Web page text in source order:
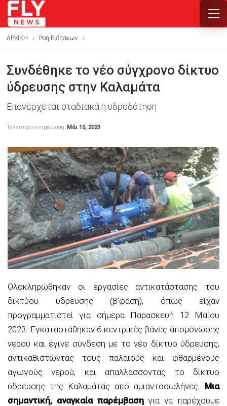
ΑΡΧΙΚΗ Ροή Ειδήσεων
Συνδέθηκε το νέο σύγχρονο δίκτυο
ύδρευσης στην Καλαμάτα
Επανέρχεται σταδιακά η υδροδότηση
Τελευταία ενημέρωση Μάι 15, 2023
Ολοκληρώθηκαν οι εργασίες αντικατάστασης του
δικτύου ύδρευσης (β’φάση), όπως είχαν
προγραμματιστεί για σήμερα Παρασκευή 12 Μαΐου
2023. Εγκαταστάθηκαν 6 κεντρικές βάνες απομόνωσης
νερού και έγινε σύνδεση με το νέο δίκτυο ύδρευσης,
αντικαθιστώντας τους παλαιούς και φθαρμένους
αγωγούς νερού, και απαλλάσσοντας το δίκτυο
ύδρευσης της Καλαμάτας από αμιαντοσωλήνες. Μια
σημαντική, αναγκαία παρέμβασηγια να παρέχουμε